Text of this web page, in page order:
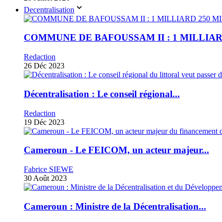
Decentralisation
COMMUNE DE BAFOUSSAM II : 1
Redaction
26 Déc 2023
Décentralisation : Le conseil régional...
Redaction
19 Déc 2023
Cameroun - Le FEICOM, un acteur majeur...
Fabrice SIEWE
30 Août 2023
Cameroun : Ministre de la Décentralisation...